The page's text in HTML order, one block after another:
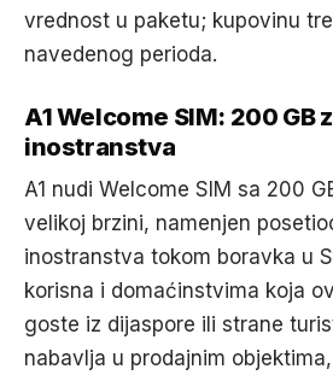
vrednost u paketu; kupovinu
navedenog perioda.
A1 Welcome SIM: 200 GB
inostranstva
A1 nudi Welcome SIM sa 200
velikoj brzini, namenjen
inostranstva tokom boravka u
korisna i domaćinstvima koja
goste iz dijaspore ili strane
nabavlja u prodajnim